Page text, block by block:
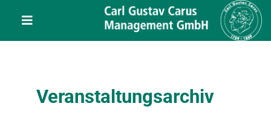
Toggle
Navigation
Über uns
Veranstaltungsarchiv